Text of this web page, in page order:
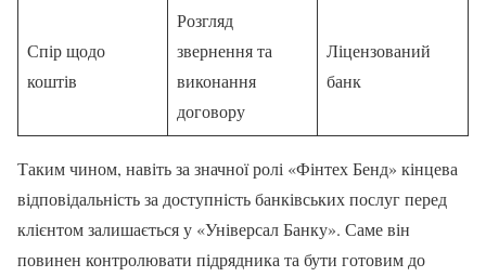
Спір щодо
коштів
Розгляд
звернення та
виконання
договору
Ліцензований
банк
Таким чином, навіть за значної ролі «Фінтех Бенд» кінцева
відповідальність за доступність банківських послуг перед
клієнтом залишається у «Універсал Банку». Саме він
повинен контролювати підрядника та бути готовим до